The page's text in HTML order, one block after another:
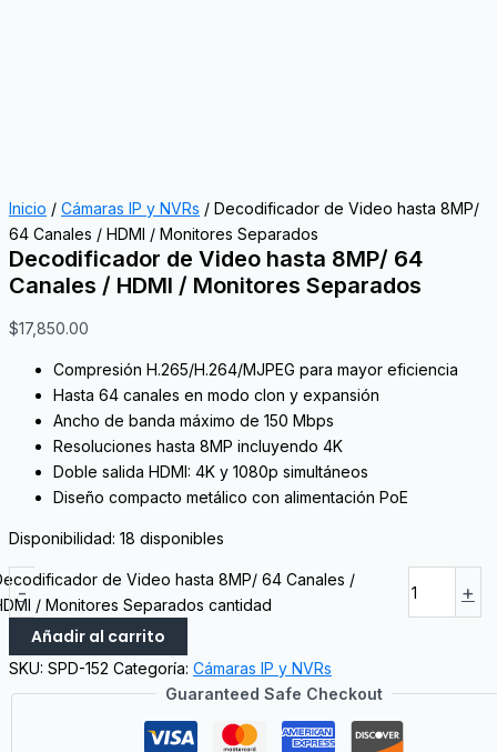
Inicio / Cámaras IP y NVRs / Decodificador de Video hasta 8MP/
64 Canales / HDMI / Monitores Separados
Decodificador de Video hasta 8MP/ 64
Canales / HDMI / Monitores Separados
$17,850.00
Compresión H.265/H.264/MJPEG para mayor eficiencia
Hasta 64 canales en modo clon y expansión
Ancho de banda máximo de 150 Mbps
Resoluciones hasta 8MP incluyendo 4K
Doble salida HDMI: 4K y 1080p simultáneos
Diseño compacto metálico con alimentación PoE
Disponibilidad: 18 disponibles
-
de Video hasta 8MP/ 64 Canales /
/ Monitores Separados cantidad
+
Añadir al carrito
SKU: SPD-152 Categoría: Cámaras IP y NVRs
Guaranteed Safe Checkout